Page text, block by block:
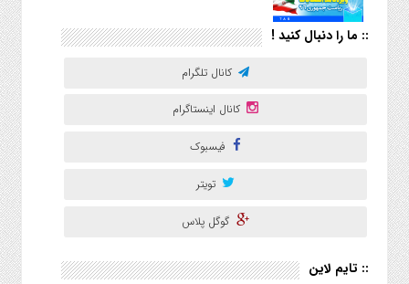
:: ما را دنبال کنید !
کانال تلگرام
کانال اینستاگرام
فیسبوک
تویتر
گوگل پلاس
:: تایم لاین